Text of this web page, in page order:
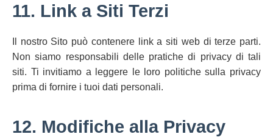
11. Link a Siti Terzi
Il nostro Sito può contenere link a siti web di terze parti.
Non siamo responsabili delle pratiche di privacy di tali
siti. Ti invitiamo a leggere le loro politiche sulla privacy
prima di fornire i tuoi dati personali.
12. Modifiche alla Privacy